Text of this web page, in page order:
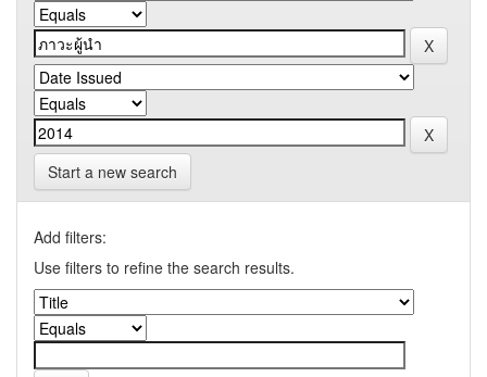
Start a new search
Add filters:
Use filters to refine the search results.